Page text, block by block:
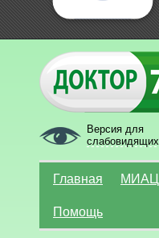
Версия для
слабовидящих
Главная МИАЦ
Помощь